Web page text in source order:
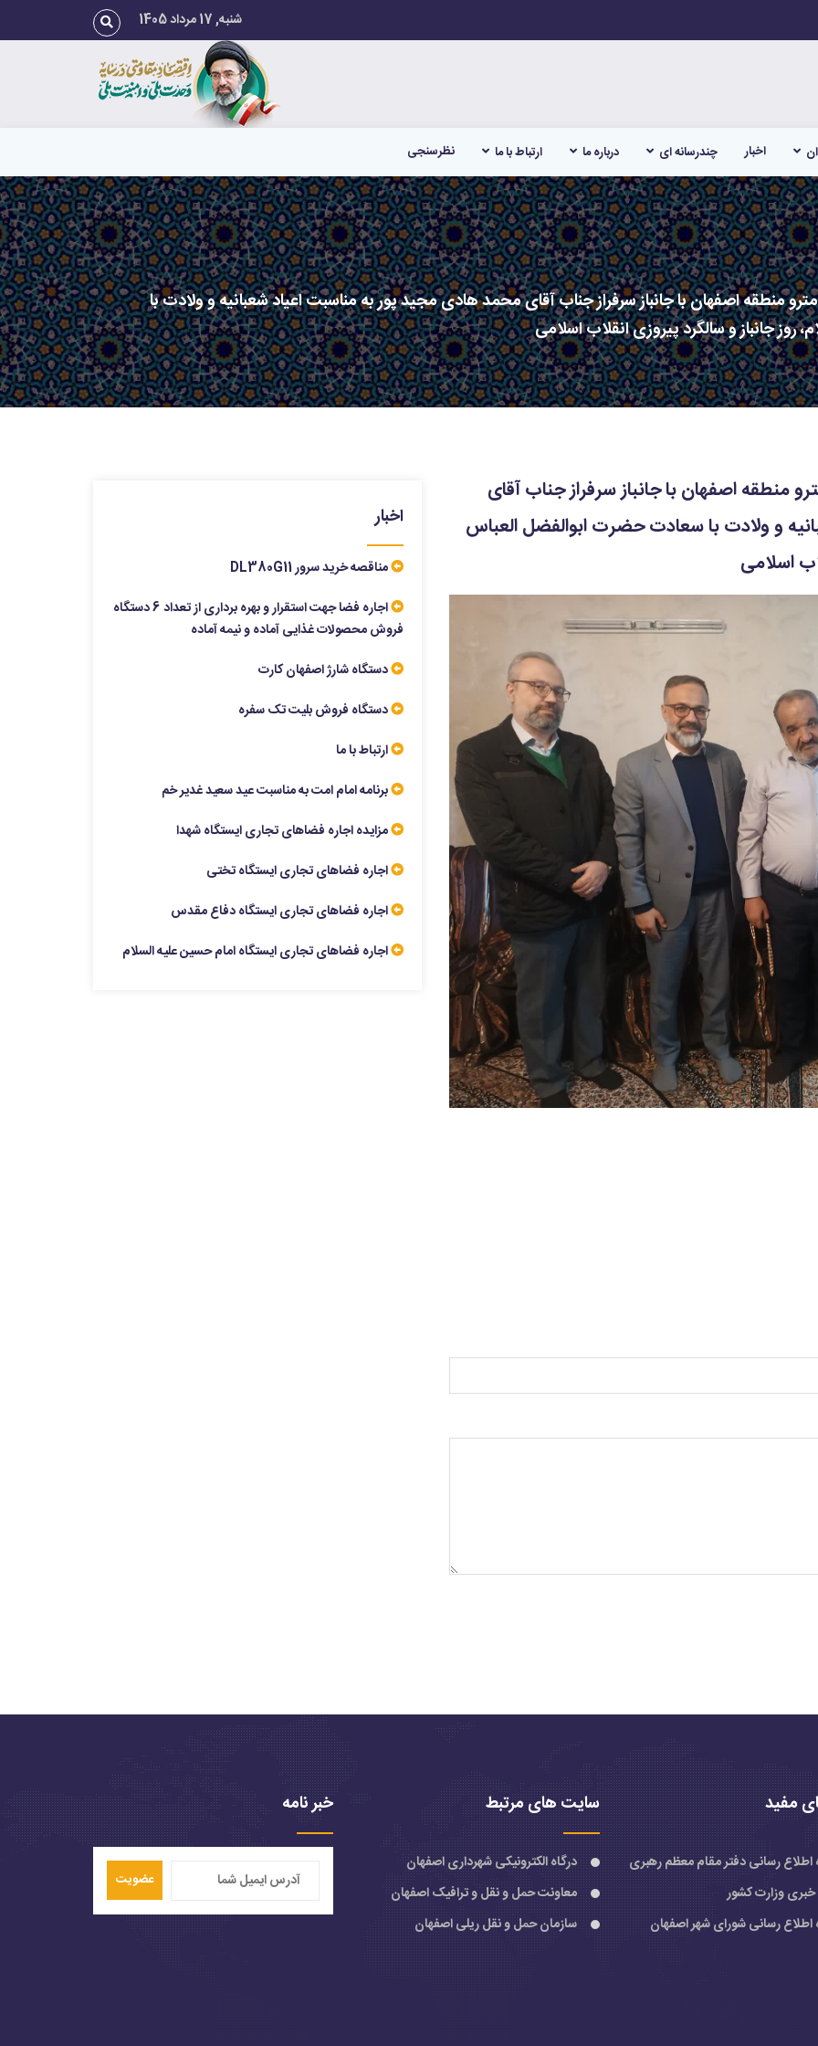
شنبه, 17 مرداد 1405
اخبار چندرسانه ای درباره ما ارتباط با ما نظرسنجی
منطقه اصفهان با جانباز سرفراز جناب آقای محمد هادی مجید پور به مناسبت اعیاد شعبانیه و ولادت با
جانباز و سالگرد پیروزی انقلاب اسلامی
منطقه اصفهان با جانباز سرفراز جناب آقای
و ولادت با سعادت حضرت ابوالفضل العباس
اسلامی
اخبار
مناقصه خرید سرور DL380G11
اجاره فضا جهت استقرار و بهره برداری از تعداد 6 دستگاه
فروش محصولات غذایی آماده و نیمه آماده
دستگاه شارژ اصفهان کارت
دستگاه فروش بلیت تک سفره
ارتباط با ما
برنامه امام امت به مناسبت عید سعید غدیر خم
مزایده اجاره فضاهای تجاری ایستگاه شهدا
اجاره فضاهای تجاری ایستگاه تختی
اجاره فضاهای تجاری ایستگاه دفاع مقدس
اجاره فضاهای تجاری ایستگاه امام حسین علیه السلام
مفید
اطلاع رسانی دفتر مقام معظم رهبری
خبری وزارت کشور
اطلاع رسانی شورای شهر اصفهان
سایت های مرتبط
درگاه الکترونیکی شهرداری اصفهان
معاونت حمل و نقل و ترافیک اصفهان
سازمان حمل و نقل ریلی اصفهان
خبر نامه
عضویت